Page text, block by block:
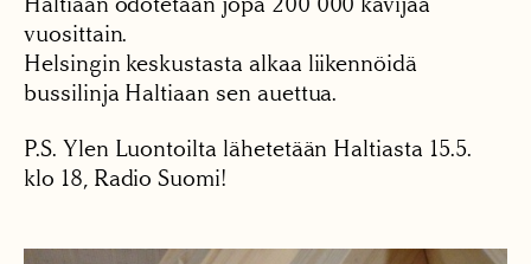
vuosittain.
Helsingin keskustasta alkaa liikennöidä
bussilinja Haltiaan sen auettua.
P.S. Ylen Luontoilta lähetetään Haltiasta 15.5.
klo 18, Radio Suomi!